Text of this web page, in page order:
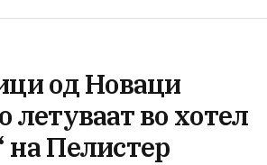
од Новаци
летуваат во хотел
на Пелистер